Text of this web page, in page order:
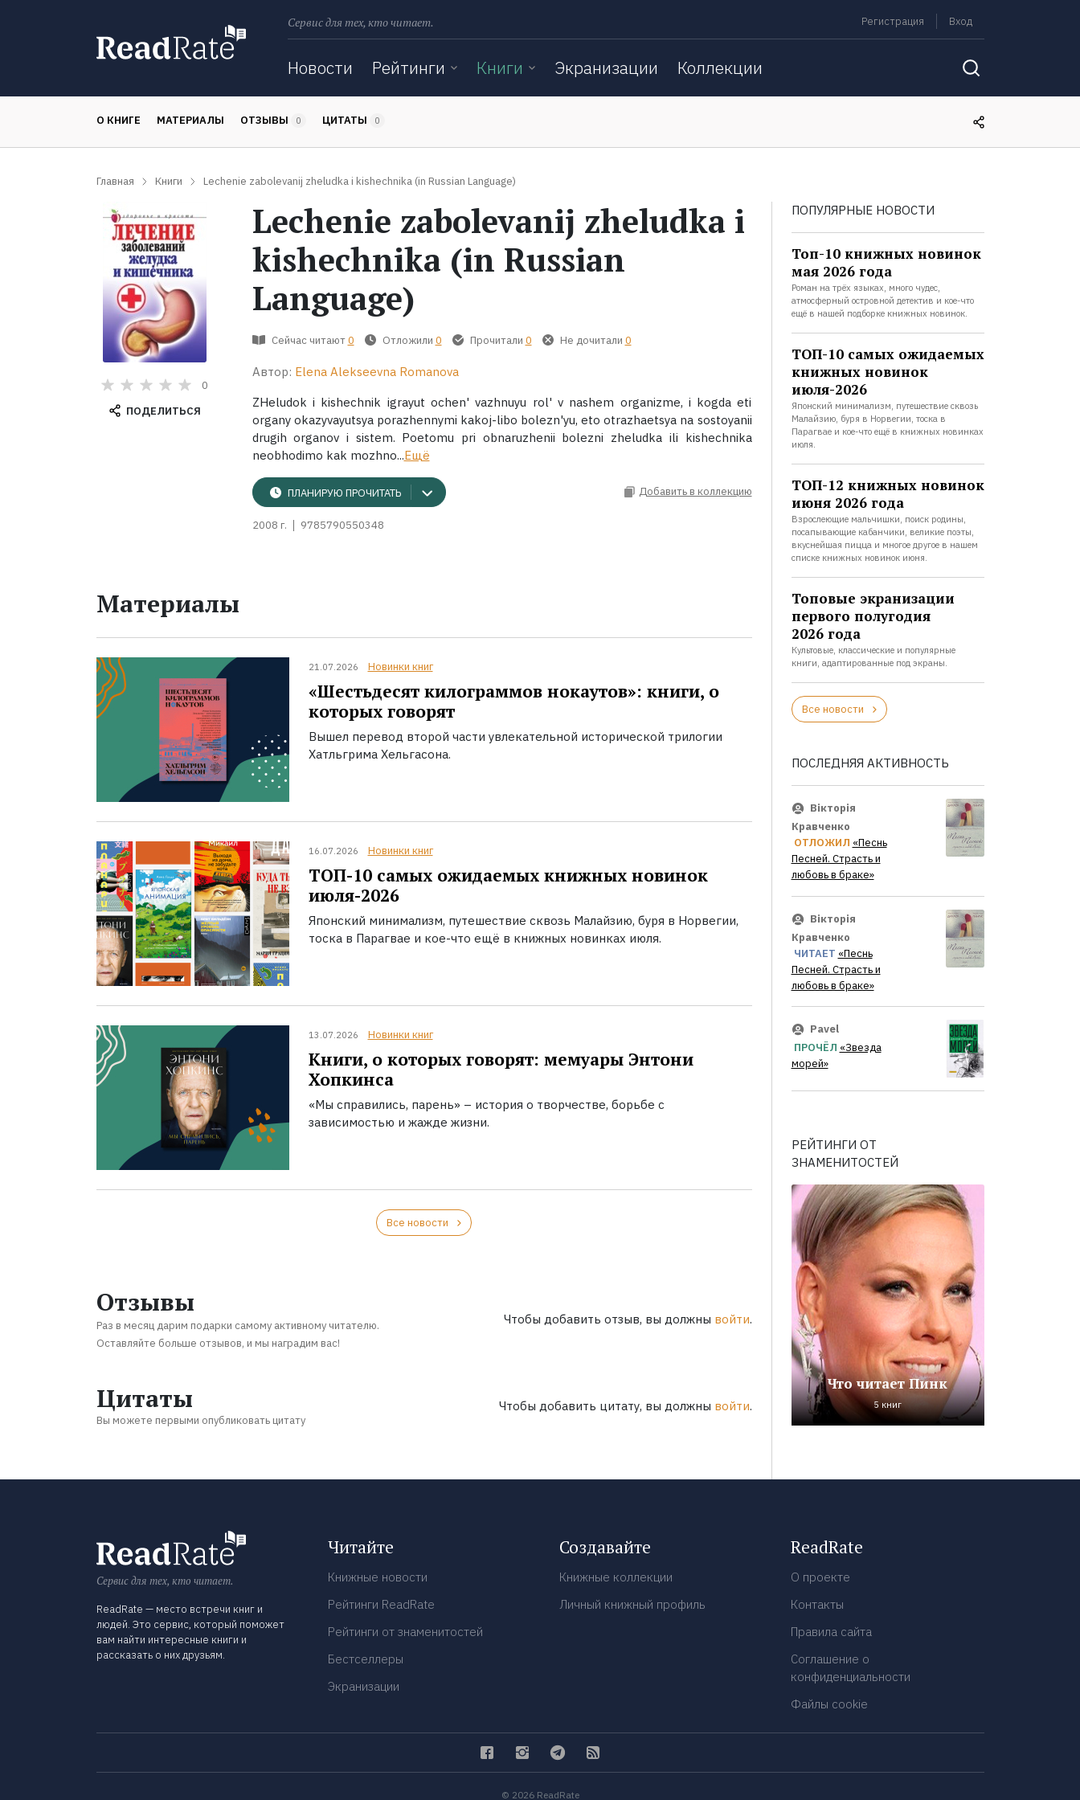
Сервис для тех, кто читает. Регистрация Вход
Новости Рейтинги Книги Экранизации Коллекции
О КНИГЕ МАТЕРИАЛЫ ОТЗЫВЫ 0 ЦИТАТЫ 0
Главная Книги Lechenie zabolevanij zheludka i kishechnika (in Russian Language)
0
ПОДЕЛИТЬСЯ
Lechenie zabolevanij zheludka i
kishechnika (in Russian
Language)
Сейчас читают 0 Отложили 0 Прочитали 0 Не дочитали 0
Автор: Elena Alekseevna Romanova
ZHeludok i kishechnik igrayut ochen' vazhnuyu rol' v nashem organizme, i kogda eti
organy okazyvayutsya porazhennymi kakoj-libo bolezn'yu, eto otrazhaetsya na sostoyanii
drugih organov i sistem. Poetomu pri obnaruzhenii bolezni zheludka ili kishechnika
neobhodimo kak mozhno...Ещё
ПЛАНИРУЮ ПРОЧИТАТЬ Добавить в коллекцию
2008 г. 9785790550348
Материалы
21.07.2026 Новинки книг
«Шестьдесят килограммов нокаутов»: книги, о
которых говорят
Вышел перевод второй части увлекательной исторической трилогии
Хатльгрима Хельгасона.
16.07.2026 Новинки книг
ТОП-10 самых ожидаемых книжных новинок
июля-2026
Японский минимализм, путешествие сквозь Малайзию, буря в Норвегии,
тоска в Парагвае и кое-что ещё в книжных новинках июля.
13.07.2026 Новинки книг
Книги, о которых говорят: мемуары Энтони
Хопкинса
«Мы справились, парень» – история о творчестве, борьбе с
зависимостью и жажде жизни.
Все новости
Отзывы
Раз в месяц дарим подарки самому активному читателю.
Оставляйте больше отзывов, и мы наградим вас!
Чтобы добавить отзыв, вы должны войти.
Цитаты
Вы можете первыми опубликовать цитату
Чтобы добавить цитату, вы должны войти.
ПОПУЛЯРНЫЕ НОВОСТИ
Топ-10 книжных новинок
мая 2026 года
Роман на трёх языках, много чудес,
атмосферный островной детектив и кое-что
ещё в нашей подборке книжных новинок.
ТОП-10 самых ожидаемых
книжных новинок
июля-2026
Японский минимализм, путешествие сквозь
Малайзию, буря в Норвегии, тоска в
Парагвае и кое-что ещё в книжных новинках
июля.
ТОП-12 книжных новинок
июня 2026 года
Взрослеющие мальчишки, поиск родины,
посапывающие кабанчики, великие поэты,
вкуснейшая пицца и многое другое в нашем
списке книжных новинок июня.
Топовые экранизации
первого полугодия
2026 года
Культовые, классические и популярные
книги, адаптированные под экраны.
Все новости
ПОСЛЕДНЯЯ АКТИВНОСТЬ
Вікторія
Кравченко
ОТЛОЖИЛ «Песнь
Песней. Страсть и
любовь в браке»
Вікторія
Кравченко
ЧИТАЕТ «Песнь
Песней. Страсть и
любовь в браке»
Pavel
ПРОЧЁЛ «Звезда
морей»
РЕЙТИНГИ ОТ
ЗНАМЕНИТОСТЕЙ
Что читает Пинк
5 книг
Сервис для тех, кто читает.
ReadRate — место встречи книг и
людей. Это сервис, который поможет
вам найти интересные книги и
рассказать о них друзьям.
Читайте
Книжные новости
Рейтинги ReadRate
Рейтинги от знаменитостей
Бестселлеры
Экранизации
Создавайте
Книжные коллекции
Личный книжный профиль
ReadRate
О проекте
Контакты
Правила сайта
Соглашение о
конфиденциальности
Файлы cookie
© 2026 ReadRate